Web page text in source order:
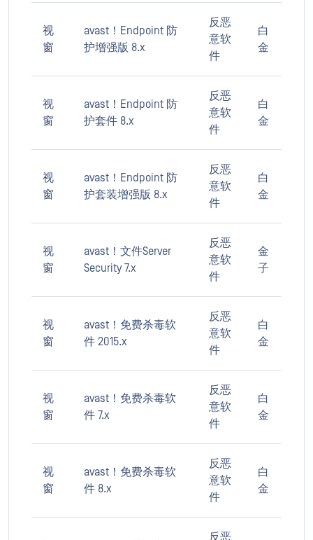
视
窗
avast！Endpoint 防
护增强版 8.x
反恶
意软
件
白
金
视
窗
avast！Endpoint 防
护套件 8.x
反恶
意软
件
白
金
视
窗
avast！Endpoint 防
护套装增强版 8.x
反恶
意软
件
白
金
视
窗
avast！文件Server
Security 7.x
反恶
意软
件
金
子
视
窗
avast！免费杀毒软
件 2015.x
反恶
意软
件
白
金
视
窗
avast！免费杀毒软
件 7.x
反恶
意软
件
白
金
视
窗
avast！免费杀毒软
件 8.x
反恶
意软
件
白
金
反恶